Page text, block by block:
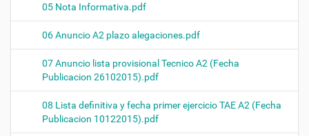
05 Nota Informativa.pdf
06 Anuncio A2 plazo alegaciones.pdf
07 Anuncio lista provisional Tecnico A2 (Fecha
Publicacion 26102015).pdf
08 Lista definitiva y fecha primer ejercicio TAE A2 (Fecha
Publicacion 10122015).pdf